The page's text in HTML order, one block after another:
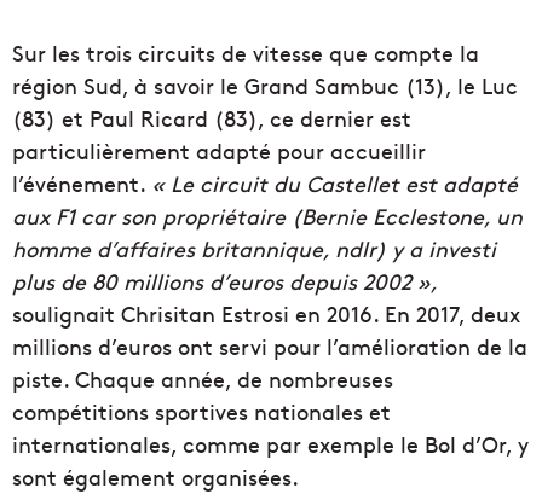
Sur les trois circuits de vitesse que compte la
région Sud, à savoir le Grand Sambuc (13), le Luc
(83) et Paul Ricard (83), ce dernier est
particulièrement adapté pour accueillir
l’événement. « Le circuit du Castellet est adapté
aux F1 car son propriétaire (Bernie Ecclestone, un
homme d’affaires britannique, ndlr) y a investi
plus de 80 millions d’euros depuis 2002 »,
soulignait Chrisitan Estrosi en 2016. En 2017, deux
millions d’euros ont servi pour l’amélioration de la
piste. Chaque année, de nombreuses
compétitions sportives nationales et
internationales, comme par exemple le Bol d’Or, y
sont également organisées.